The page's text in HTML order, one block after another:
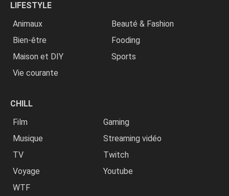
LIFESTYLE
Animaux
Beauté & Fashion
Bien-être
Fooding
Maison et DIY
Sports
Vie courante
CHILL
Film
Gaming
Musique
Streaming vidéo
TV
Twitch
Voyage
Youtube
WTF